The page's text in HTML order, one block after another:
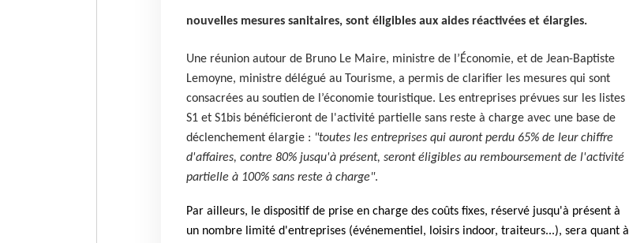
nouvelles mesures sanitaires, sont éligibles aux aides réactivées et élargies.
Une réunion autour de Bruno Le Maire, ministre de l’Économie, et de Jean-Baptiste
Lemoyne, ministre délégué au Tourisme, a permis de clarifier les mesures qui sont
consacrées au soutien de l’économie touristique. Les entreprises prévues sur les listes
S1 et S1bis bénéficieront de l'activité partielle sans reste à charge avec une base de
déclenchement élargie : "toutes les entreprises qui auront perdu 65% de leur chiffre
d'affaires, contre 80% jusqu'à présent, seront éligibles au remboursement de l'activité
partielle à 100% sans reste à charge".
Par ailleurs, le dispositif de prise en charge des coûts fixes, réservé jusqu'à présent à
un nombre limité d'entreprises (événementiel, loisirs indoor, traiteurs...), sera quant à